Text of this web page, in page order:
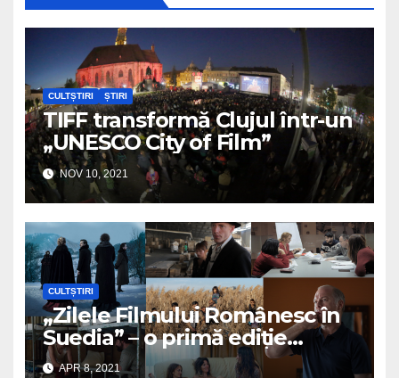
CULTȘTIRI ȘTIRI
TIFF transformă Clujul într-un
„UNESCO City of Film”
NOV 10, 2021
CULTȘTIRI
„Zilele Filmului Românesc în
Suedia” – o primă ediție
online
APR 8, 2021